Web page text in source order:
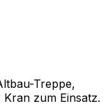
Treppe,
zum Einsatz.